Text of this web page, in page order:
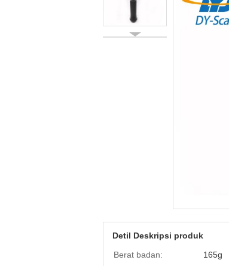
Detil Deskripsi produk
Berat badan:
165g